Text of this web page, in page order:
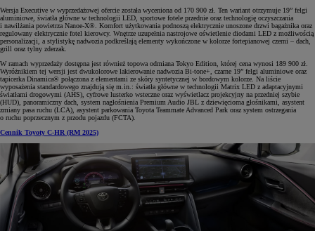
Wersja Executive w wyprzedażowej ofercie została wyceniona od 170 900 zł. Ten wariant otrzymuje 19” felgi
aluminiowe, światła główne w technologii LED, sportowe fotele przednie oraz technologię oczyszczania
i nawilżania powietrza Nanoe-X®. Komfort użytkowania podnoszą elektrycznie unoszone drzwi bagażnika oraz
regulowany elektrycznie fotel kierowcy. Wnętrze uzupełnia nastrojowe oświetlenie diodami LED z możliwością
personalizacji, a stylistykę nadwozia podkreślają elementy wykończone w kolorze fortepianowej czerni – dach,
grill oraz tylny zderzak.
W ramach wyprzedaży dostępna jest również topowa odmiana Tokyo Edition, której cena wynosi 189 900 zł.
Wyróżnikiem tej wersji jest dwukolorowe lakierowanie nadwozia Bi-tone+, czarne 19” felgi aluminiowe oraz
tapicerka Dinamica® połączona z elementami ze skóry syntetycznej w bordowym kolorze. Na liście
wyposażenia standardowego znajdują się m.in.: światła główne w technologii Matrix LED z adaptacyjnymi
światłami drogowymi (AHS), cyfrowe lusterko wsteczne oraz wyświetlacz projekcyjny na przedniej szybie
(HUD), panoramiczny dach, system nagłośnienia Premium Audio JBL z dziewięcioma głośnikami, asystent
zmiany pasa ruchu (LCA), asystent parkowania Toyota Teammate Advanced Park oraz system ostrzegania
o ruchu poprzecznym z przodu pojazdu (FCTA).
Cennik Toyoty C-HR (RM 2025)